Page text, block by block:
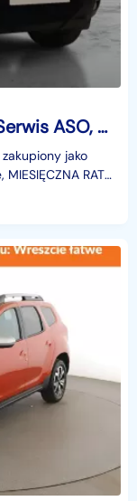
Dacia Duster I , Salon Polska, Serwis ASO, GAZ, VAT 23%, Klima, Tempomat,
jako
w ogłosze